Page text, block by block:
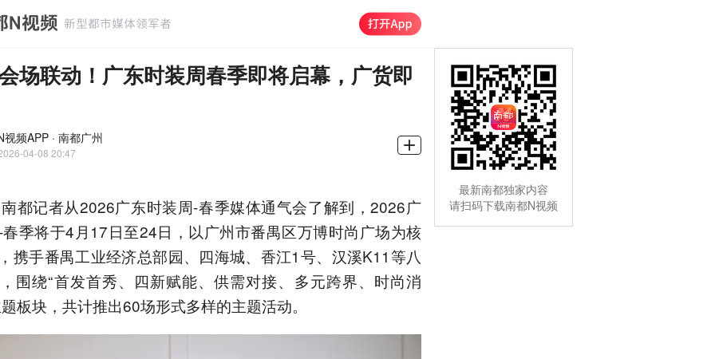
场联动！广东时装周春季即将启幕，广货即
视频APP · 南都广州
04-08 20:47
都记者从2026广东时装周-春季媒体通气会了解到，2026广
季将于4月17日至24日，以广州市番禺区万博时尚广场为核
携手番禺工业经济总部园、四海城、香江1号、汉溪K11等八
围绕“首发首秀、四新赋能、供需对接、多元跨界、时尚消
板块，共计推出60场形式多样的主题活动。
最新南都独家内容
请扫码下载南都N视频